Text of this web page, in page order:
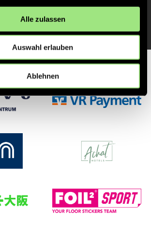
Alle zulassen
Auswahl erlauben
Ablehnen